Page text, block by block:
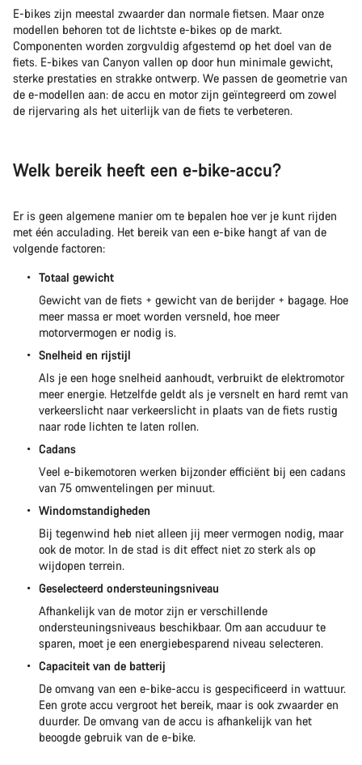
E-bikes zijn meestal zwaarder dan normale fietsen. Maar onze
modellen behoren tot de lichtste e-bikes op de markt.
Componenten worden zorgvuldig afgestemd op het doel van de
fiets. E-bikes van Canyon vallen op door hun minimale gewicht,
sterke prestaties en strakke ontwerp. We passen de geometrie van
de e-modellen aan: de accu en motor zijn geïntegreerd om zowel
de rijervaring als het uiterlijk van de fiets te verbeteren.
Welk bereik heeft een e-bike-accu?
Er is geen algemene manier om te bepalen hoe ver je kunt rijden
met één acculading. Het bereik van een e-bike hangt af van de
volgende factoren:
Totaal gewicht
Gewicht van de fiets + gewicht van de berijder + bagage. Hoe
meer massa er moet worden versneld, hoe meer
motorvermogen er nodig is.
Snelheid en rijstijl
Als je een hoge snelheid aanhoudt, verbruikt de elektromotor
meer energie. Hetzelfde geldt als je versnelt en hard remt van
verkeerslicht naar verkeerslicht in plaats van de fiets rustig
naar rode lichten te laten rollen.
Cadans
Veel e-bikemotoren werken bijzonder efficiënt bij een cadans
van 75 omwentelingen per minuut.
Windomstandigheden
Bij tegenwind heb niet alleen jij meer vermogen nodig, maar
ook de motor. In de stad is dit effect niet zo sterk als op
wijdopen terrein.
Geselecteerd ondersteuningsniveau
Afhankelijk van de motor zijn er verschillende
ondersteuningsniveaus beschikbaar. Om aan accuduur te
sparen, moet je een energiebesparend niveau selecteren.
Capaciteit van de batterij
De omvang van een e-bike-accu is gespecificeerd in wattuur.
Een grote accu vergroot het bereik, maar is ook zwaarder en
duurder. De omvang van de accu is afhankelijk van het
beoogde gebruik van de e-bike.